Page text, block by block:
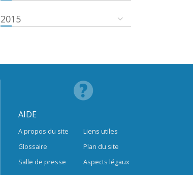
2015
AIDE
A propos du site
Glossaire
Salle de presse
Liens utiles
Plan du site
Aspects légaux